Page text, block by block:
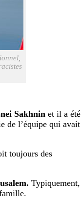
Sakhnin et il a été
de l’équipe qui avait
toujours des
Typiquement,